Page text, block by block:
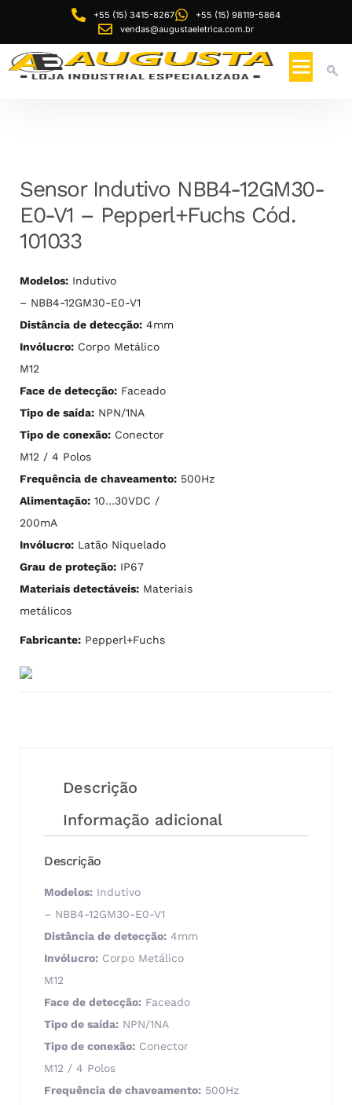
+55 (15) 3415-8267
+55 (15) 98119-5864
vendas@augustaeletrica.com.br
Sensor Indutivo NBB4-12GM30-
E0-V1 – Pepperl+Fuchs Cód.
101033
Modelos: Indutivo
– NBB4-12GM30-E0-V1
Distância de detecção: 4mm
Invólucro: Corpo Metálico
M12
Face de detecção: Faceado
Tipo de saída: NPN/1NA
Tipo de conexão: Conector
M12 / 4 Polos
Frequência de chaveamento: 500Hz
Alimentação: 10…30VDC /
200mA
Invólucro: Latão Niquelado
Grau de proteção: IP67
Materiais detectáveis: Materiais
metálicos
Fabricante: Pepperl+Fuchs
Descrição
Informação adicional
Descrição
Modelos: Indutivo
– NBB4-12GM30-E0-V1
Distância de detecção: 4mm
Invólucro: Corpo Metálico
M12
Face de detecção: Faceado
Tipo de saída: NPN/1NA
Tipo de conexão: Conector
M12 / 4 Polos
Frequência de chaveamento: 500Hz